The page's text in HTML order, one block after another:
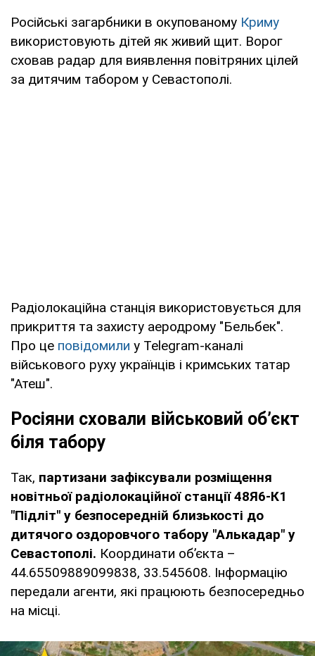
Російські загарбники в окупованому Криму
використовують дітей як живий щит. Ворог
сховав радар для виявлення повітряних цілей
за дитячим табором у Севастополі.
Радіолокаційна станція використовується для
прикриття та захисту аеродрому "Бельбек".
Про це повідомили у Telegram-каналі
військового руху українців і кримських татар
"Атеш".
Росіяни сховали військовий об’єкт
біля табору
Так, партизани зафіксували розміщення
новітньої радіолокаційної станції 48Я6-К1
"Підліт" у безпосередній близькості до
дитячого оздоровчого табору "Алькадар" у
Севастополі. Координати об’єкта –
44.65509889099838, 33.545608. Інформацію
передали агенти, які працюють безпосередньо
на місці.